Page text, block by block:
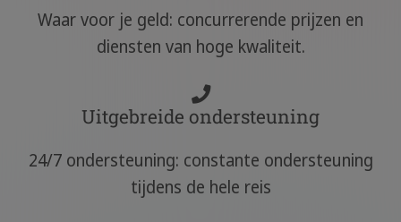
Waar voor je geld: concurrerende prijzen en
diensten van hoge kwaliteit.
Uitgebreide ondersteuning
24/7 ondersteuning: constante ondersteuning
tijdens de hele reis